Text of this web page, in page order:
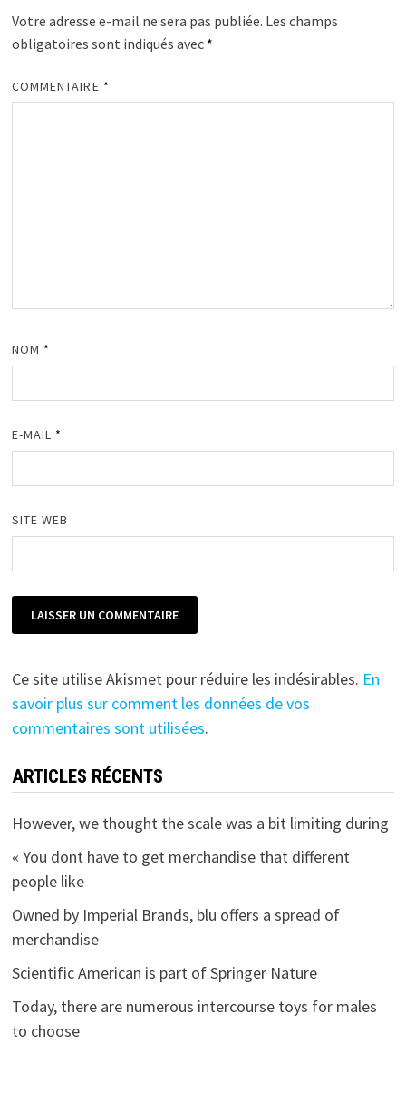
Votre adresse e-mail ne sera pas publiée. Les champs
obligatoires sont indiqués avec *
COMMENTAIRE *
NOM *
E-MAIL *
SITE WEB
Ce site utilise Akismet pour réduire les indésirables. En
savoir plus sur comment les données de vos
commentaires sont utilisées.
ARTICLES RÉCENTS
However, we thought the scale was a bit limiting during
« You dont have to get merchandise that different
people like
Owned by Imperial Brands, blu offers a spread of
merchandise
Scientific American is part of Springer Nature
Today, there are numerous intercourse toys for males
to choose